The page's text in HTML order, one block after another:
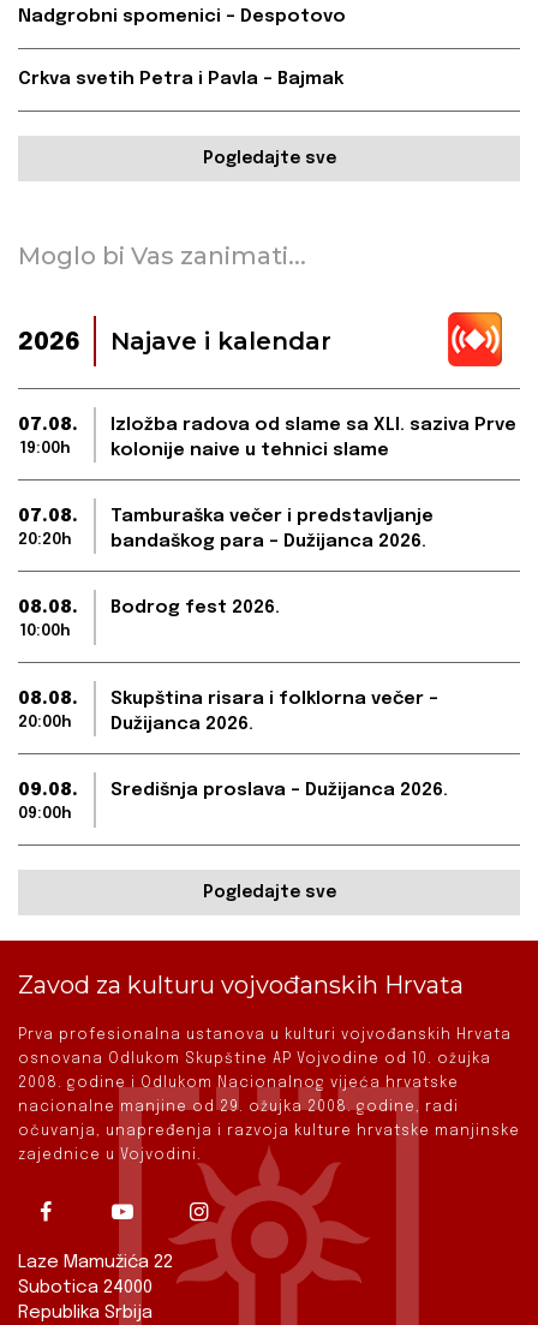
Nadgrobni spomenici – Despotovo
Crkva svetih Petra i Pavla – Bajmak
Pogledajte sve
Moglo bi Vas zanimati...
2026 Najave i kalendar
07.08.
19:00h
Izložba radova od slame sa XLI. saziva Prve
kolonije naive u tehnici slame
07.08.
20:20h
Tamburaška večer i predstavljanje
bandaškog para – Dužijanca 2026.
08.08.
10:00h
Bodrog fest 2026.
08.08.
20:00h
Skupština risara i folklorna večer –
Dužijanca 2026.
09.08.
09:00h
Središnja proslava – Dužijanca 2026.
Pogledajte sve
Zavod za kulturu vojvođanskih Hrvata
Prva profesionalna ustanova u kulturi vojvođanskih Hrvata
osnovana Odlukom Skupštine AP Vojvodine od 10. ožujka
2008. godine i Odlukom Nacionalnog vijeća hrvatske
nacionalne manjine od 29. ožujka 2008. godine, radi
očuvanja, unapređenja i razvoja kulture hrvatske manjinske
zajednice u Vojvodini.
Laze Mamužića 22
Subotica 24000
Republika Srbija